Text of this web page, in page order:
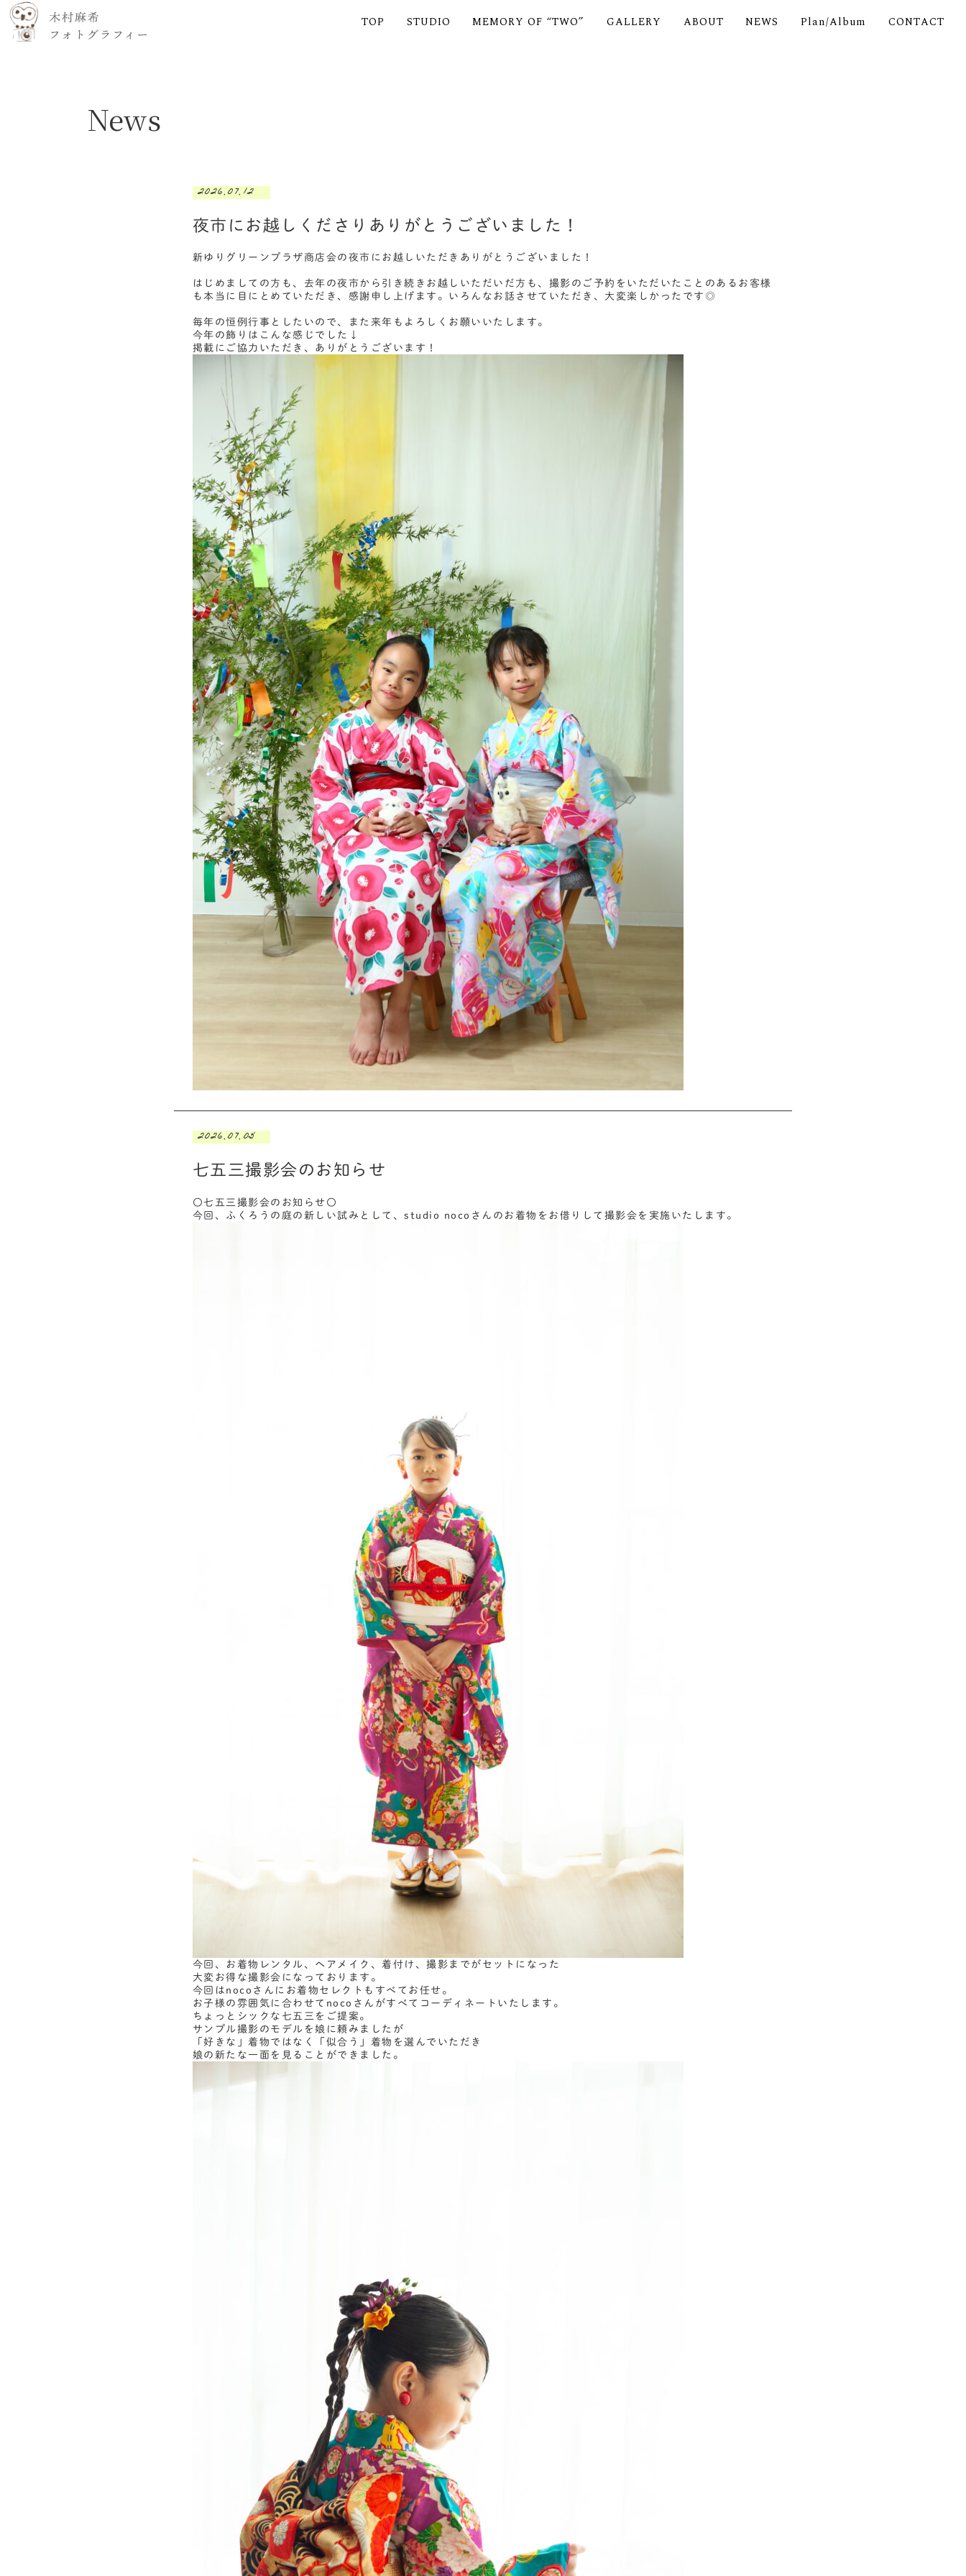
TOP STUDIO MEMORY OF “TWO” GALLERY ABOUT NEWS Plan/Album CONTACT
News
2026.07.12
夜市にお越しくださりありがとうございました！
新ゆりグリーンプラザ商店会の夜市にお越しいただきありがとうございました！
はじめましての方も、去年の夜市から引き続きお越しいただいだ方も、撮影のご予約をいただいたことのあるお客様
も本当に目にとめていただき、感謝申し上げます。いろんなお話させていただき、大変楽しかったです◎
毎年の恒例行事としたいので、また来年もよろしくお願いいたします。
今年の飾りはこんな感じでした↓
掲載にご協力いただき、ありがとうございます！
2026.07.05
七五三撮影会のお知らせ
〇七五三撮影会のお知らせ〇
今回、ふくろうの庭の新しい試みとして、studio nocoさんのお着物をお借りして撮影会を実施いたします。
今回、お着物レンタル、ヘアメイク、着付け、撮影までがセットになった
大変お得な撮影会になっております。
今回はnocoさんにお着物セレクトもすべてお任せ。
お子様の雰囲気に合わせてnocoさんがすべてコーディネートいたします。
ちょっとシックな七五三をご提案。
サンプル撮影のモデルを娘に頼みましたが
「好きな」着物ではなく「似合う」着物を選んでいただき
娘の新たな一面を見ることができました。